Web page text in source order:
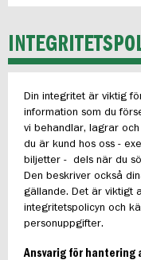
Din integritet är viktig
information som du
vi behandlar, lagrar
du är kund hos oss -
biljetter - dels när du
Den beskriver också
gällande. Det är viktigt
integritetspolicyn och
personuppgifter.
Ansvarig för hantering